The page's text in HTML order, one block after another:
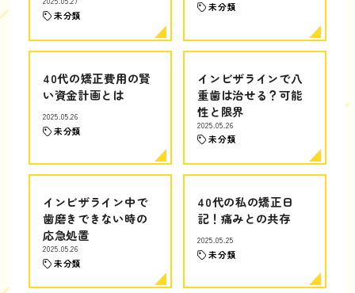
未分類
未分類
40代の矯正費用の賢
い資金計画とは
2025.05.26
未分類
インビザラインで八
重歯は治せる？可能
性と限界
2025.05.26
未分類
インビザライン中で
歯磨きできない時の
応急処置
2025.05.26
未分類
40代の私の矯正日
記！痛みとの共存
2025.05.25
未分類